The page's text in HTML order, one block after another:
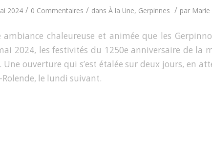
2024 / 0 Commentaires / dans À la Une, Gerpinnes / par Marie
ambiance chaleureuse et animée que les
2024, les festivités du 1250e anniversaire de la
Une ouverture qui s’est étalée sur deux jours, en
le lundi suivant.